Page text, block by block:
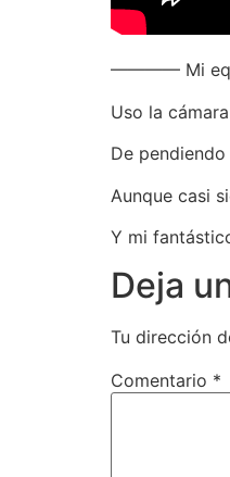
———— Mi
Uso la
De
Aunque casi
Y mi
Deja
Tu dirección
Comentario *